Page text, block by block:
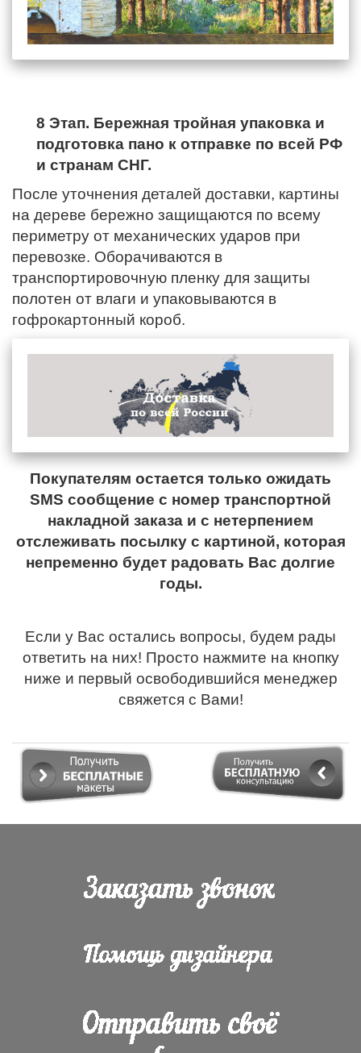
8 Этап. Бережная тройная упаковка и
подготовка пано к отправке по всей РФ
и странам СНГ.
После уточнения деталей доставки, картины
на дереве бережно защищаются по всему
периметру от механических ударов при
перевозке. Оборачиваются в
транспортировочную пленку для защиты
полотен от влаги и упаковываются в
гофрокартонный короб.
Покупателям остается только ожидать
SMS сообщение с номер транспортной
накладной заказа и с нетерпением
отслеживать посылку с картиной, которая
непременно будет радовать Вас долгие
годы.
Если у Вас остались вопросы, будем рады
ответить на них! Просто нажмите на кнопку
ниже и первый освободившийся менеджер
свяжется с Вами!